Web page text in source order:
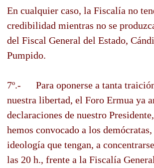
En cualquier caso, la Fiscalía no
credibilidad mientras no se
del Fiscal General del Estado,
Pumpido.
7º.- Para oponerse a tanta
nuestra libertad, el Foro Ermua ya
declaraciones de nuestro
hemos convocado a los
ideología que tengan, a
las 20 h., frente a la Fiscalía